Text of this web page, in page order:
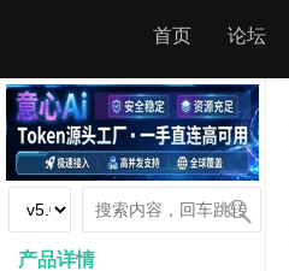
首页 论坛
产品详情